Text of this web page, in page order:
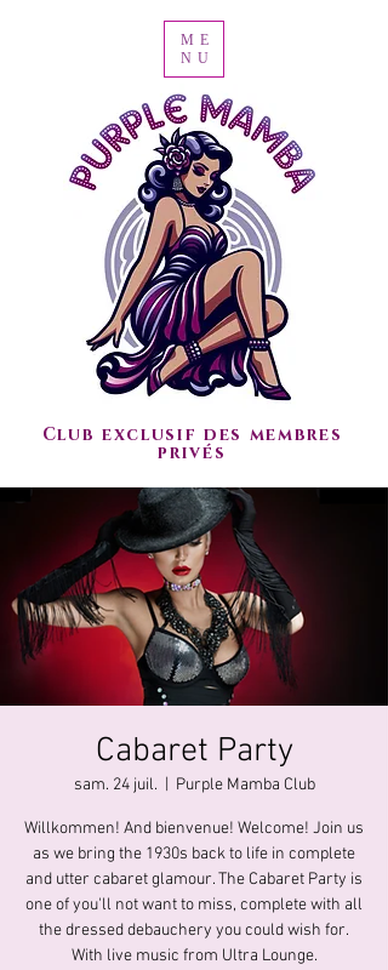
Club exclusif des membres
privés
ME
NU
Cabaret Party
sam. 24 juil. Purple Mamba Club
Willkommen! And bienvenue! Welcome! Join us
as we bring the 1930s back to life in complete
and utter cabaret glamour. The Cabaret Party is
one of you'll not want to miss, complete with all
the dressed debauchery you could wish for.
With live music from Ultra Lounge.